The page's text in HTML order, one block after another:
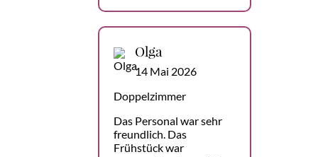
Olga
14 Mai 2026
Doppelzimmer
Das Personal war sehr
freundlich. Das
Frühstück war